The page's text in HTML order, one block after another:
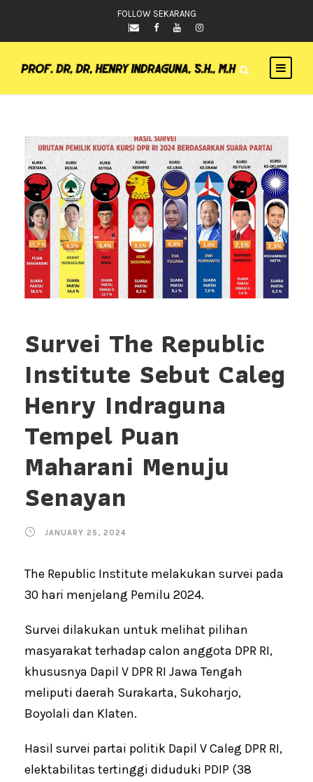
FOLLOW SEKARANG
Survei The Republic
Institute Sebut Caleg
Henry Indraguna
Tempel Puan
Maharani Menuju
Senayan
JANUARY 25, 2024
The Republic Institute melakukan survei pada
30 hari menjelang Pemilu 2024.
Survei dilakukan untuk melihat pilihan
masyarakat terhadap calon anggota DPR RI,
khususnya Dapil V DPR RI Jawa Tengah
meliputi daerah Surakarta, Sukoharjo,
Boyolali dan Klaten.
Hasil survei partai politik Dapil V Caleg DPR RI,
elektabilitas tertinggi diduduki PDIP (38